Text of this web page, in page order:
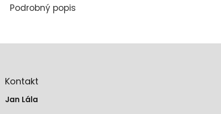
Podrobný popis
aKontakt
Jan Lála